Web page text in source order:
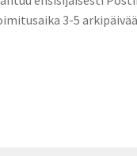
3-5